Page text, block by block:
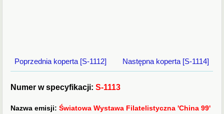
Poprzednia koperta [S-1112] Następna koperta [S-1114]
Numer w specyfikacji:S-1113
Nazwa emisji:Światowa Wystawa Filatelistyczna 'China 99'